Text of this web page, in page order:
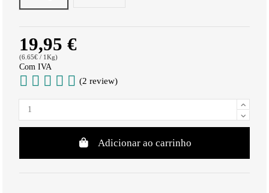
19,95 €
(6.65€ / 1Kg)
Com IVA
(2 review)
Adicionar ao carrinho